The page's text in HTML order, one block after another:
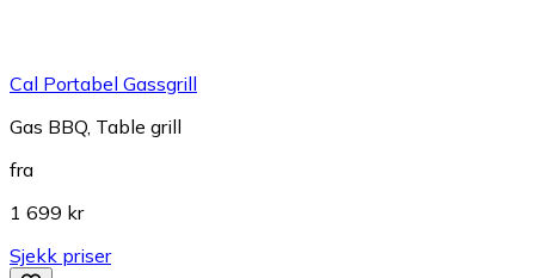
Cal Portabel Gassgrill
Gas BBQ, Table grill
fra
1 699 kr
Sjekk priser